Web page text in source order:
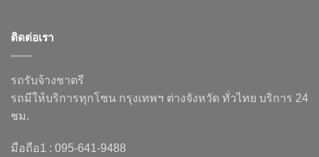
ติดต่อเรา
รถรับจ้างชาตรี
รถมีให้บริการทุกโซน กรุงเทพฯ ต่างจังหวัด ทั่วไทย บริการ 24
ชม.
มือถือ1 : 095-641-9488